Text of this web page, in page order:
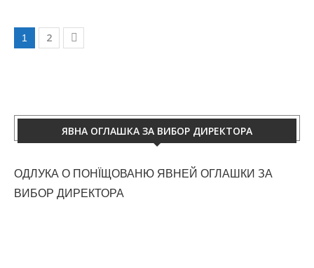
1 2
ЯВНА ОГЛАШКА ЗА ВИБОР ДИРЕКТОРА
ОДЛУКА О ПОНЇЩОВАНЮ ЯВНЕЙ ОГЛАШКИ ЗА
ВИБОР ДИРЕКТОРА